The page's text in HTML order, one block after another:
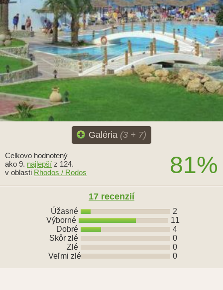
Galéria (3 + 7)
81%
Celkovo hodnotený
ako 9. najlepší z 124.
v oblasti Rhodos / Rodos
17 recenzií
Úžasné
2
Výborné
11
Dobré
4
Skôr zlé
0
Zlé
0
Veľmi zlé
0